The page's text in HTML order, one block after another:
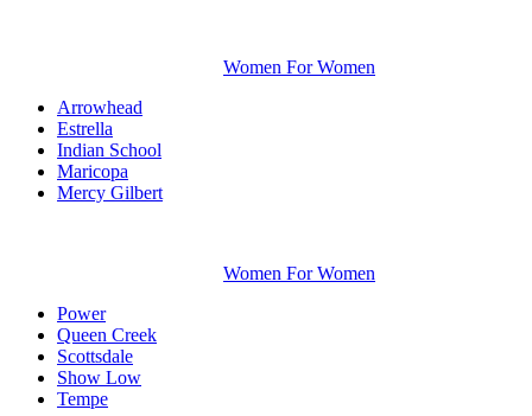
Women For Women
Arrowhead
Estrella
Indian School
Maricopa
Mercy Gilbert
Women For Women
Power
Queen Creek
Scottsdale
Show Low
Tempe